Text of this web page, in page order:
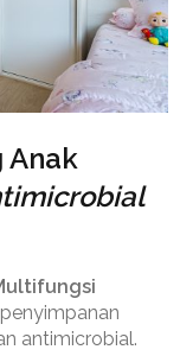
Anak
antimicrobial.